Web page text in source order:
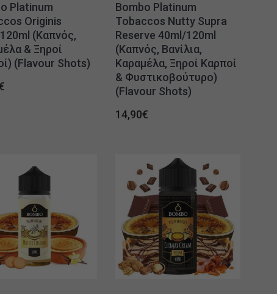
Platinum
Originis
(Καπνός,
& Ξηροί
(Flavour Shots)
Bombo Platinum
Tobaccos Nutty Supra
Reserve 40ml/120ml
(Καπνός, Βανίλια,
Καραμέλα, Ξηροί Καρποί
& Φυστικοβούτυρο)
(Flavour Shots)
14,90€